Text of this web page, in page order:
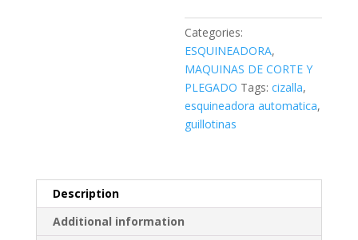
Categories:
ESQUINEADORA,
MAQUINAS DE CORTE Y
PLEGADO Tags:cizalla,
esquineadora automatica,
guillotinas
Description
Additional information